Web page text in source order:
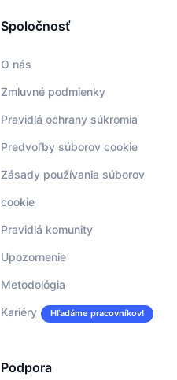
Spoločnosť
O nás
Zmluvné podmienky
Pravidlá ochrany súkromia
Predvoľby súborov cookie
Zásady používania súborov
cookie
Pravidlá komunity
Upozornenie
Metodológia
Kariéry Hľadáme pracovníkov!
Podpora